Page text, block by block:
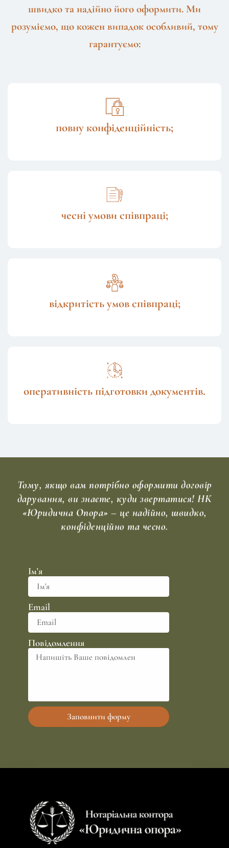
швидко та надійно його оформити. Ми
розуміємо, що кожен випадок особливий, тому
гарантуємо:
повну конфіденційність;
чесні умови співпраці;
відкритість умов співпраці;
оперативність підготовки документів.
Тому, якщо вам потрібно оформити договір
дарування, ви знаєте, куди звертатися! НК
«Юридична Опора» – це надійно, швидко,
конфіденційно та чесно.
Ім'я
Email
Повідомлення
Заповнити форму